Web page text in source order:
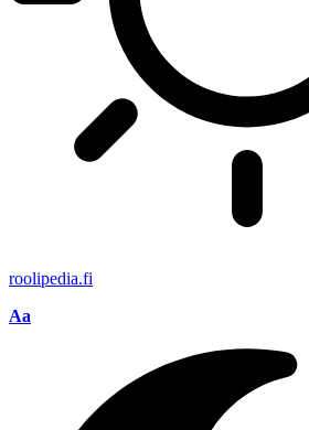
roolipedia.fi
Aa